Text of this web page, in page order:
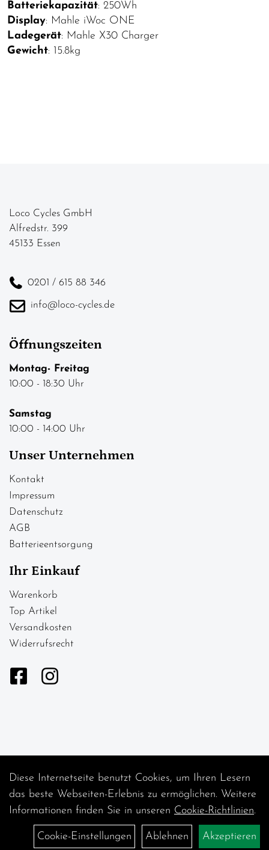
Batteriekapazität: 250Wh
Display: Mahle iWoc ONE
Ladegerät: Mahle X30 Charger
Gewicht: 15.8kg
Loco Cycles GmbH
Alfredstr. 399
45133 Essen
0201 / 615 88 346
info@loco-cycles.de
Öffnungszeiten
Montag- Freitag
10:00 - 18:30 Uhr
Samstag
10:00 - 14:00 Uhr
Unser Unternehmen
Kontakt
Impressum
Datenschutz
AGB
Batterieentsorgung
Ihr Einkauf
Warenkorb
Top Artikel
Versandkosten
Widerrufsrecht
Diese Internetseite benutzt Cookies, um Ihren Lesern
das beste Webseiten-Erlebnis zu ermöglichen. Weitere
Informationen finden Sie in unseren Cookie-Richtlinien.
Cookie-Einstellungen Ablehnen Akzeptieren
Auftrag widerrufen